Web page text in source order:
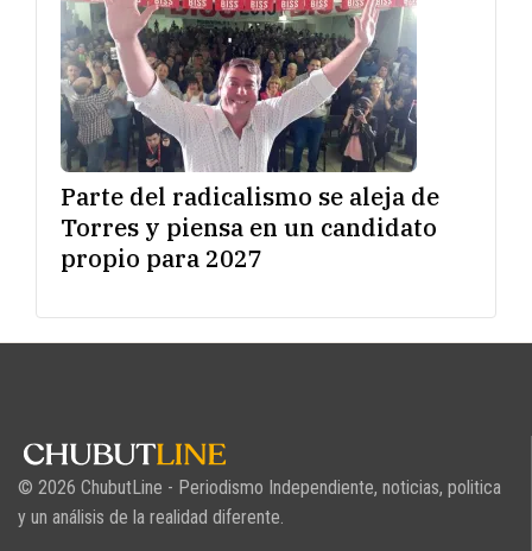
Parte del radicalismo se aleja de
Torres y piensa en un candidato
propio para 2027
© 2026 ChubutLine - Periodismo Independiente, noticias, politica
y un análisis de la realidad diferente.